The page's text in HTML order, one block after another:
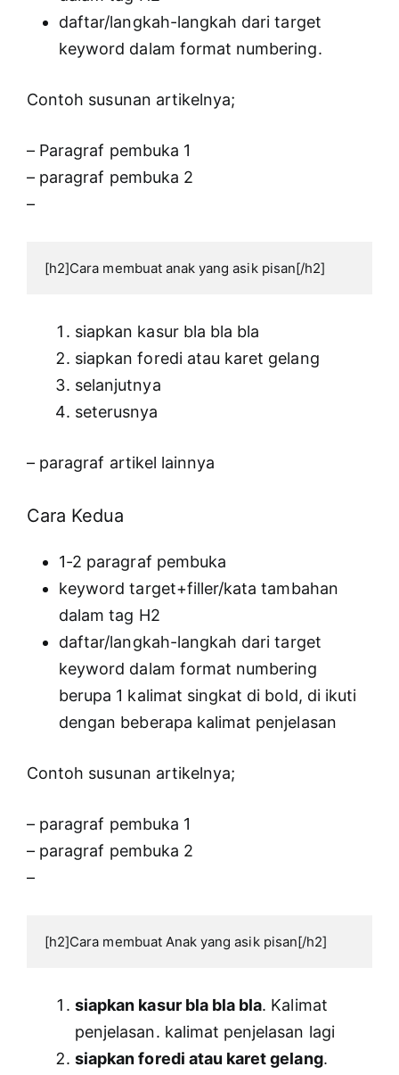
daftar/langkah-langkah dari target
keyword dalam format numbering.
Contoh susunan artikelnya;
– Paragraf pembuka 1
– paragraf pembuka 2
–
[h2]Cara membuat anak yang asik pisan[/h2]
siapkan kasur bla bla bla
siapkan foredi atau karet gelang
selanjutnya
seterusnya
– paragraf artikel lainnya
Cara Kedua
1-2 paragraf pembuka
keyword target+filler/kata tambahan
dalam tag H2
daftar/langkah-langkah dari target
keyword dalam format numbering
berupa 1 kalimat singkat di bold, di ikuti
dengan beberapa kalimat penjelasan
Contoh susunan artikelnya;
– paragraf pembuka 1
– paragraf pembuka 2
–
[h2]Cara membuat Anak yang asik pisan[/h2]
siapkan kasur bla bla bla. Kalimat
penjelasan. kalimat penjelasan lagi
siapkan foredi atau karet gelang.